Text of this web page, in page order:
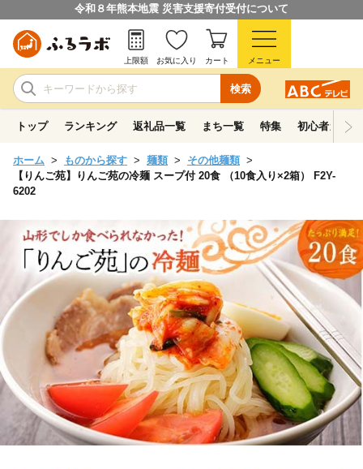
令和８年熊本地震 災害支援寄付受付について
検索
上限額 お気に入り カート メニュー
トップ ランキング 返礼品一覧 まち一覧 特集 初心者ガイド
ホーム ものから探す 麺類
その他麺類
【りんご苑】りんご苑の冷麺 スープ付 20食 （10食入り×2箱） F2Y-
6202